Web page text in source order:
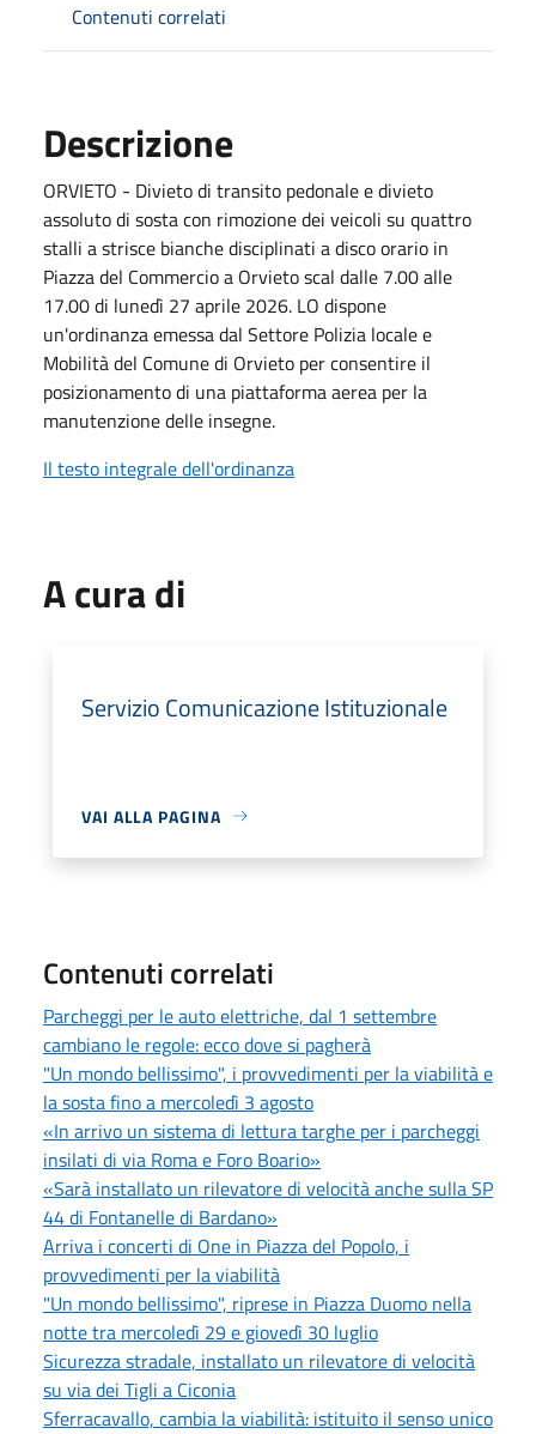
Contenuti correlati
Descrizione
ORVIETO - Divieto di transito pedonale e divieto
assoluto di sosta con rimozione dei veicoli su quattro
stalli a strisce bianche disciplinati a disco orario in
Piazza del Commercio a Orvieto scal dalle 7.00 alle
17.00 di lunedì 27 aprile 2026. LO dispone
un'ordinanza emessa dal Settore Polizia locale e
Mobilità del Comune di Orvieto per consentire il
posizionamento di una piattaforma aerea per la
manutenzione delle insegne.
Il testo integrale dell'ordinanza
A cura di
Servizio Comunicazione Istituzionale
VAI ALLA PAGINA
Contenuti correlati
Parcheggi per le auto elettriche, dal 1 settembre
cambiano le regole: ecco dove si pagherà
"Un mondo bellissimo", i provvedimenti per la viabilità e
la sosta fino a mercoledì 3 agosto
«In arrivo un sistema di lettura targhe per i parcheggi
insilati di via Roma e Foro Boario»
«Sarà installato un rilevatore di velocità anche sulla SP
44 di Fontanelle di Bardano»
Arriva i concerti di One in Piazza del Popolo, i
provvedimenti per la viabilità
"Un mondo bellissimo", riprese in Piazza Duomo nella
notte tra mercoledì 29 e giovedì 30 luglio
Sicurezza stradale, installato un rilevatore di velocità
su via dei Tigli a Ciconia
Sferracavallo, cambia la viabilità: istituito il senso unico